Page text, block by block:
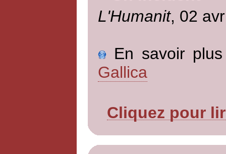
L'Humanit, 02
En savoir
Gallica
Cliquez pour